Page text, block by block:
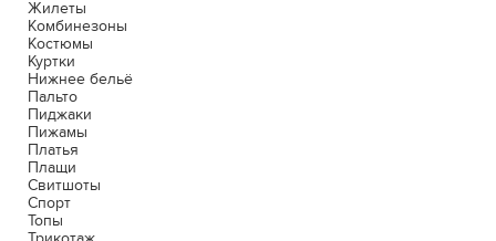
Жилеты
Комбинезоны
Костюмы
Куртки
Нижнее бельё
Пальто
Пиджаки
Пижамы
Платья
Плащи
Свитшоты
Спорт
Топы